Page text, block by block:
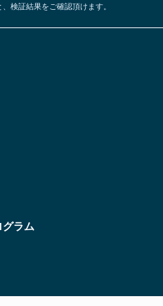
検証結果をご確認頂けます。
ラム